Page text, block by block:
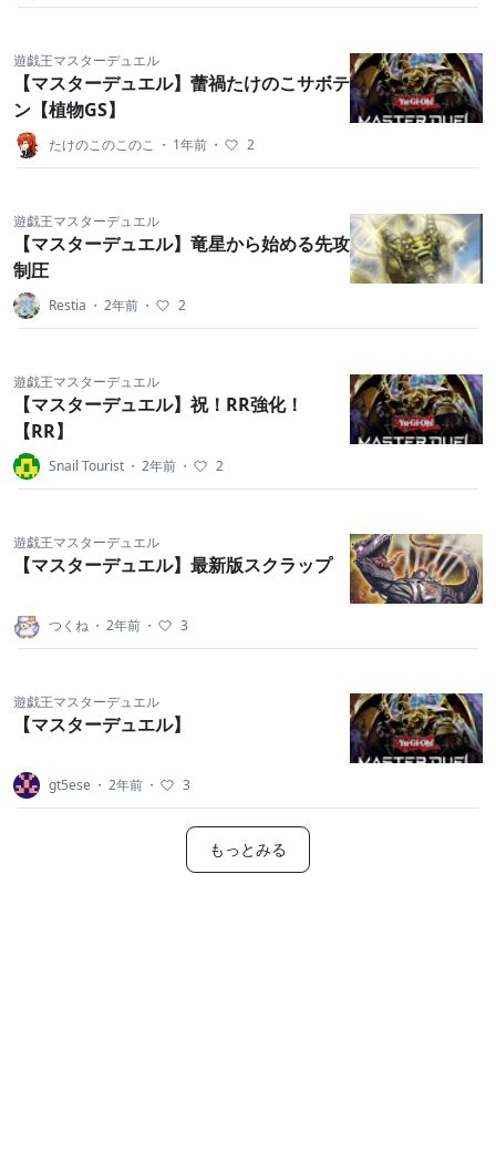
遊戯王マスターデュエル
【マスターデュエル】蕾禍たけのこサボテ
ン【植物GS】
たけのこのこのこ ・ 1年前 ・ 2
遊戯王マスターデュエル
【マスターデュエル】竜星から始める先攻
制圧
Restia ・ 2年前 ・ 2
遊戯王マスターデュエル
【マスターデュエル】祝！RR強化！
【RR】
Snail Tourist ・ 2年前 ・ 2
遊戯王マスターデュエル
【マスターデュエル】最新版スクラップ
つくね ・ 2年前 ・ 3
遊戯王マスターデュエル
【マスターデュエル】
gt5ese ・ 2年前 ・ 3
もっとみる